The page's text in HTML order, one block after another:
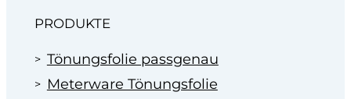
PRODUKTE
Tönungsfolie passgenau
Meterware Tönungsfolie